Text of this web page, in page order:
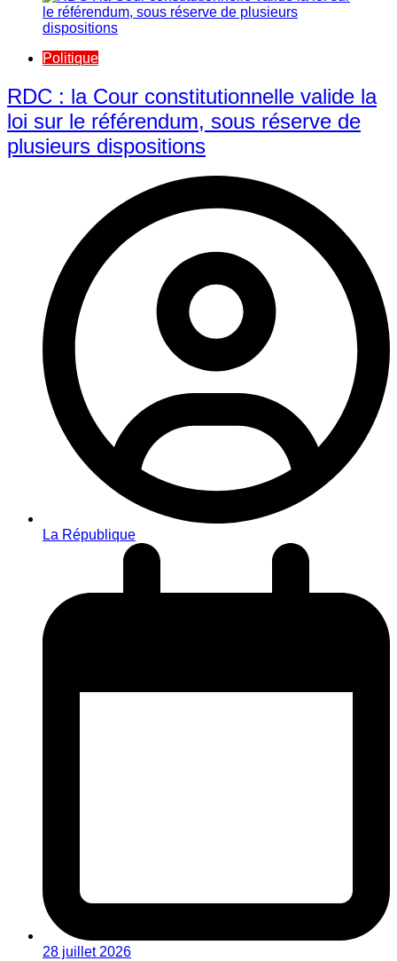
Politique
RDC : la Cour constitutionnelle valide la
loi sur le référendum, sous réserve de
plusieurs dispositions
La République
28 juillet 2026